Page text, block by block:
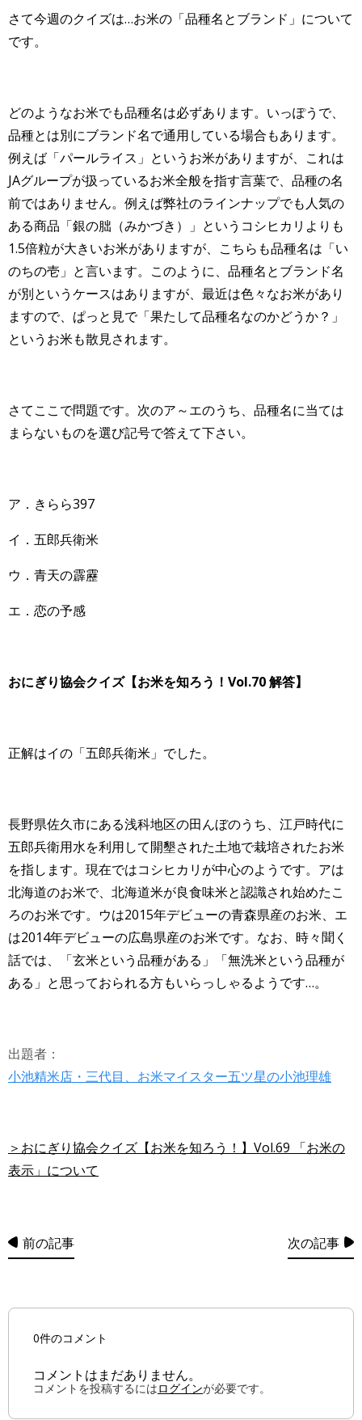
さて今週のクイズは…お米の「品種名とブランド」について
です。
どのようなお米でも品種名は必ずあります。いっぽうで、
品種とは別にブランド名で通用している場合もあります。
例えば「パールライス」というお米がありますが、これは
JAグループが扱っているお米全般を指す言葉で、品種の名
前ではありません。例えば弊社のラインナップでも人気の
ある商品「銀の朏（みかづき）」というコシヒカリよりも
1.5倍粒が大きいお米がありますが、こちらも品種名は「い
のちの壱」と言います。このように、品種名とブランド名
が別というケースはありますが、最近は色々なお米があり
ますので、ぱっと見で「果たして品種名なのかどうか？」
というお米も散見されます。
さてここで問題です。次のア～エのうち、品種名に当ては
まらないものを選び記号で答えて下さい。
ア．きらら397
イ．五郎兵衛米
ウ．青天の霹靂
エ．恋の予感
おにぎり協会クイズ【お米を知ろう！Vol.70 解答】
正解はイの「五郎兵衛米」でした。
長野県佐久市にある浅科地区の田んぼのうち、江戸時代に
五郎兵衛用水を利用して開墾された土地で栽培されたお米
を指します。現在ではコシヒカリが中心のようです。アは
北海道のお米で、北海道米が良食味米と認識され始めたこ
ろのお米です。ウは2015年デビューの青森県産のお米、エ
は2014年デビューの広島県産のお米です。なお、時々聞く
話では、「玄米という品種がある」「無洗米という品種が
ある」と思っておられる方もいらっしゃるようです…。
出題者：
小池精米店・三代目、お米マイスター五ツ星の小池理雄
＞おにぎり協会クイズ【お米を知ろう！】Vol.69 「お米の
表示」について
前の記事 次の記事
0件のコメント
コメントはまだありません。
コメントを投稿するにはログインが必要です。